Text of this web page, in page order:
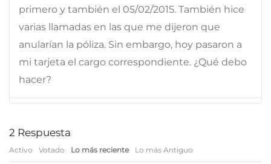
primero y también el 05/02/2015. También hice
varias llamadas en las que me dijeron que
anularían la póliza. Sin embargo, hoy pasaron a
mi tarjeta el cargo correspondiente. ¿Qué debo
hacer?
2 Respuesta
Activo Votado Lo más reciente Lo más Antiguo